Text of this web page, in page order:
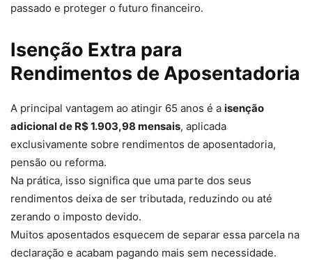
passado e proteger o futuro financeiro.
Isenção Extra para
Rendimentos de Aposentadoria
A principal vantagem ao atingir 65 anos é a isenção
adicional de R$ 1.903,98 mensais, aplicada
exclusivamente sobre rendimentos de aposentadoria,
pensão ou reforma.
Na prática, isso significa que uma parte dos seus
rendimentos deixa de ser tributada, reduzindo ou até
zerando o imposto devido.
Muitos aposentados esquecem de separar essa parcela na
declaração e acabam pagando mais sem necessidade.